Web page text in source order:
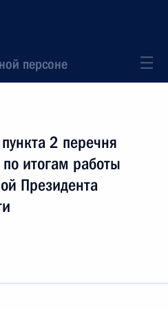
персоне
2 перечня
итогам работы
Президента